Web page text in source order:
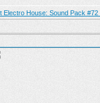
Electro House: Sound Pack #72